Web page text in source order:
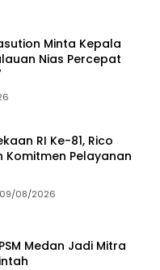
Minta Kepala
Nias Percepat
RI Ke-81, Rico
Komitmen Pelayanan
09/08/2026
Medan Jadi Mitra